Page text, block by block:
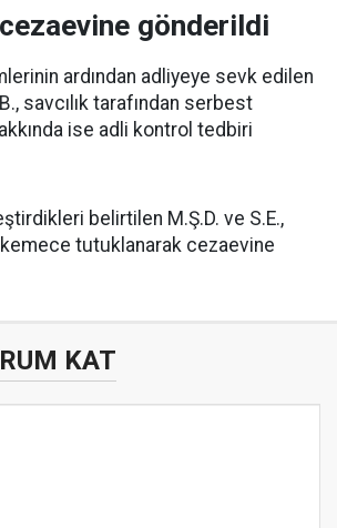
gönderildi
ardından adliyeye sevk edilen
savcılık tarafından serbest
ise adli kontrol tedbiri
belirtilen M.Ş.D. ve S.E.,
tutuklanarak cezaevine
KAT